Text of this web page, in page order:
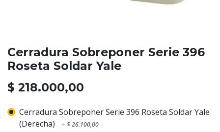
Cerradura Sobreponer Serie 396
Roseta Soldar Yale
$ 218.000,00
Cerradura Sobreponer Serie 396 Roseta Soldar Yale
(Derecha)
+ $26.100,00